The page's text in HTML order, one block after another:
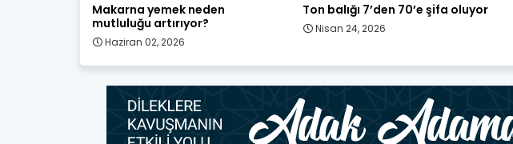
Makarna yemek neden
mutluluğu artırıyor?
Haziran 02, 2026
Ton balığı 7’den 70’e şifa oluyor
Nisan 24, 2026